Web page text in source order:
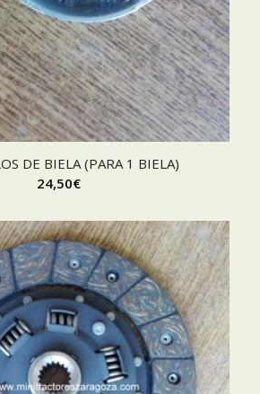
DE BIELA (PARA 1 BIELA)
24,50€